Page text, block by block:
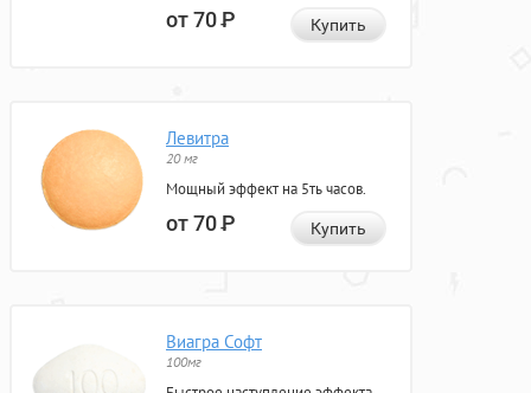
от 70Р Купить
Левитра
20 мг
Мощный эффект на 5ть часов.
от 70Р Купить
Виагра Софт
100мг